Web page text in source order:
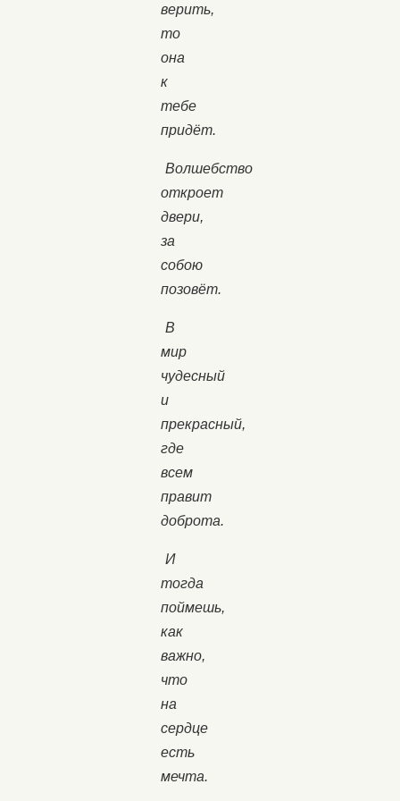
верить,
то
она
к
тебе
придёт.
Волшебство
откроет
двери,
за
собою
позовёт.
В
мир
чудесный
и
прекрасный,
где
всем
правит
доброта.
И
тогда
поймешь,
как
важно,
что
на
сердце
есть
мечта.